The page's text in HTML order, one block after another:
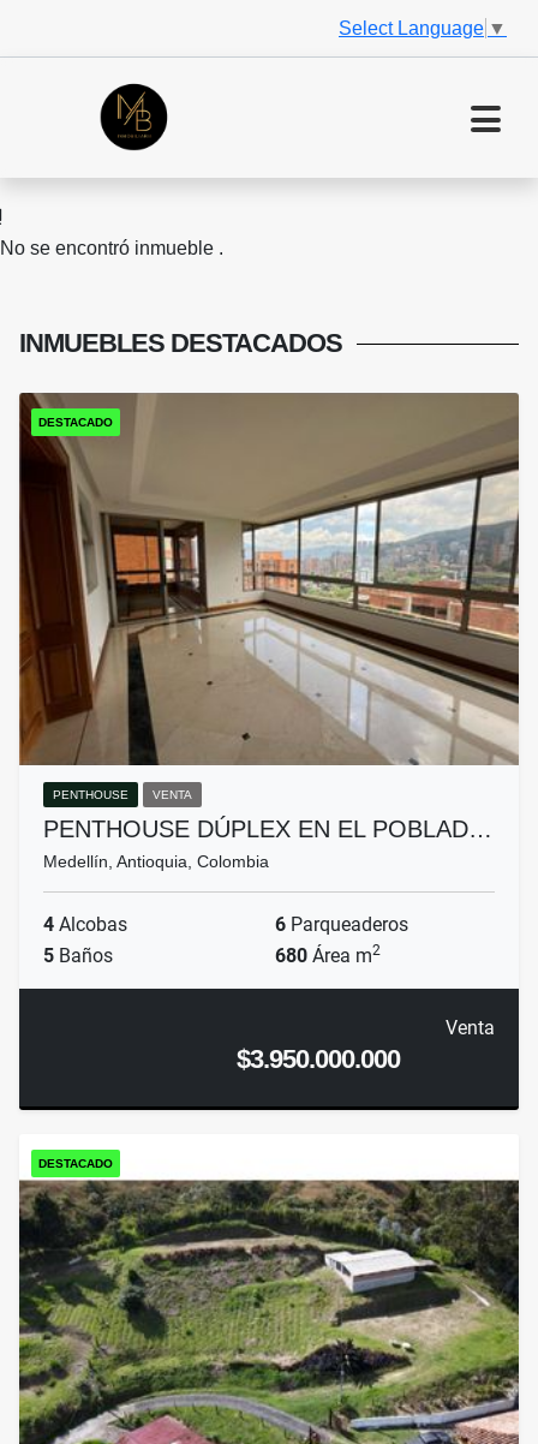
Select Language ▼
No se encontró inmueble .
INMUEBLES DESTACADOS
DESTACADO
PENTHOUSE VENTA
PENTHOUSE DÚPLEX EN EL POBLAD…
Medellín, Antioquia, Colombia
4 Alcobas 6 Parqueaderos
5 Baños 680 Área m2
Venta
$3.950.000.000
DESTACADO